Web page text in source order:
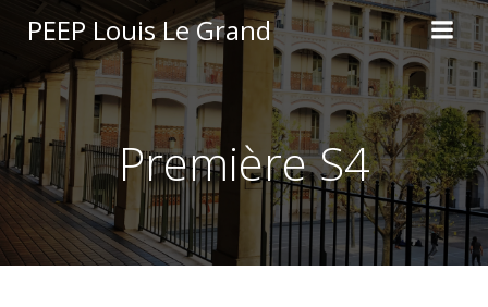
Aller
au
contenu
PEEP Louis Le Grand
Première S4